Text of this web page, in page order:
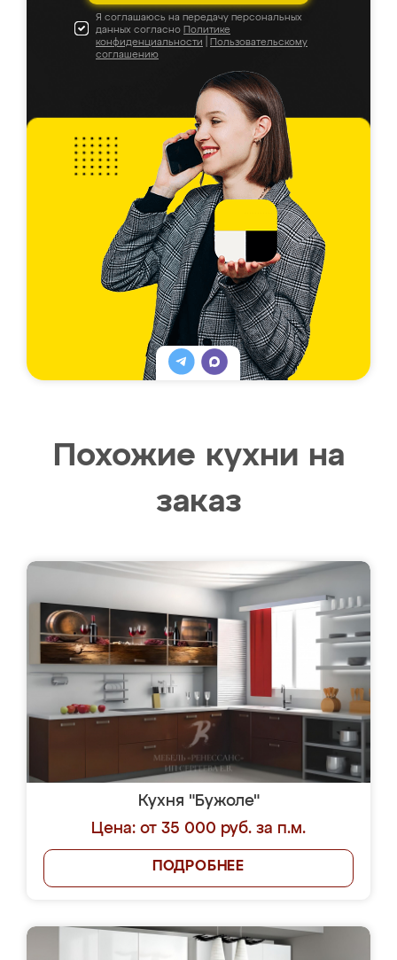
Я соглашаюсь на передачу персональных
данных согласно Политике
конфиденциальности
Пользовательскому
соглашению
Похожие кухни на
заказ
Кухня "Бужоле"
Цена: от 35 000 руб. за п.м.
ПОДРОБНЕЕ